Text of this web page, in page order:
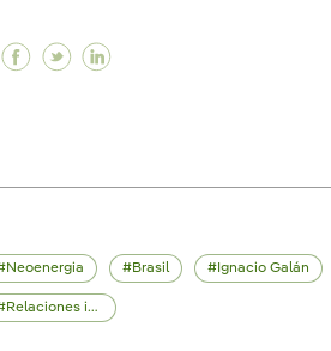
Facebook Iberdrola lanza
Twitter Iberdrola lanza
Neoenergia Brasil Ignacio Galán
Relaciones institucionales